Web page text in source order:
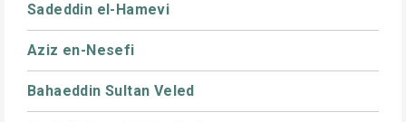
Sadeddin el-Hamevi
Aziz en-Nesefi
Bahaeddin Sultan Veled